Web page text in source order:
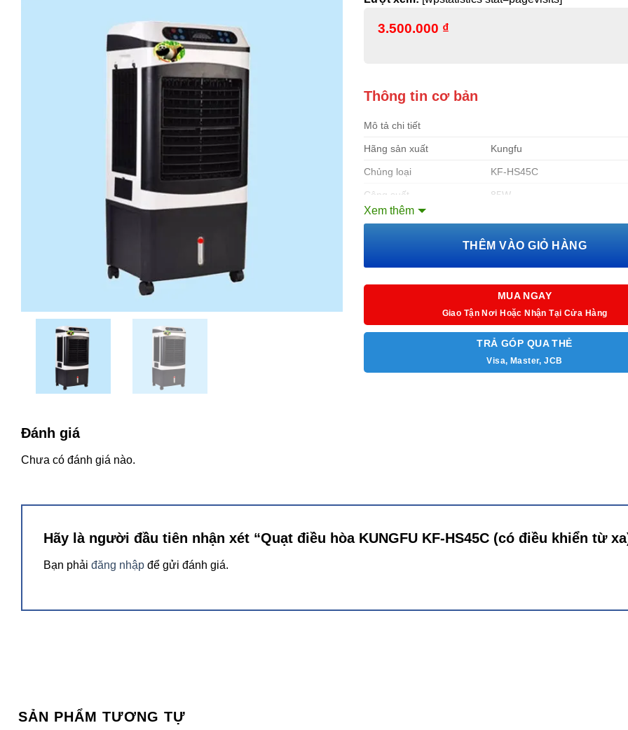
3.500.000 ₫
Thông tin cơ bản
Mô tả chi tiết
Hãng sản xuất Kungfu
Chủng loại KF-HS45C
Công suất 85W
Luồng khí ra
45L
Diện tích làm mát
Độ ồn 45-60 dB
10m
Hoạt động Điều chỉnh hướng gió 4 chiều
220V
Xem thêm
THÊM VÀO GIỎ HÀNG
MUA NGAY
Giao Tận Nơi Hoặc Nhận Tại Cửa Hàng
TRẢ GÓP QUA THẺ
Visa, Master, JCB
Đánh giá
Chưa có đánh giá nào.
Hãy là người đầu tiên nhận xét “Quạt điều hòa KUNGFU KF-HS45C (có điều khiển từ
Bạn phải đăng nhập để gửi đánh giá.
SẢN PHẨM TƯƠNG TỰ